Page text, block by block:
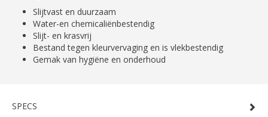
Slijtvast en duurzaam
Water-en chemicaliënbestendig
Slijt- en krasvrij
Bestand tegen kleurvervaging en is vlekbestendig
Gemak van hygiëne en onderhoud
SPECS